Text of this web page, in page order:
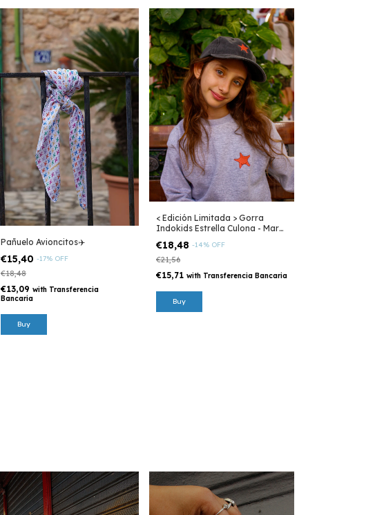
Pañuelo Avioncitos✈️
€15,40 -17% OFF
€18,48
€13,09 with Transferencia
Bancaria
< Edición Limitada > Gorra
Indokids Estrella Culona - Mar
€18,48 -14% OFF
€21,56
€15,71 with Transferencia Bancaria